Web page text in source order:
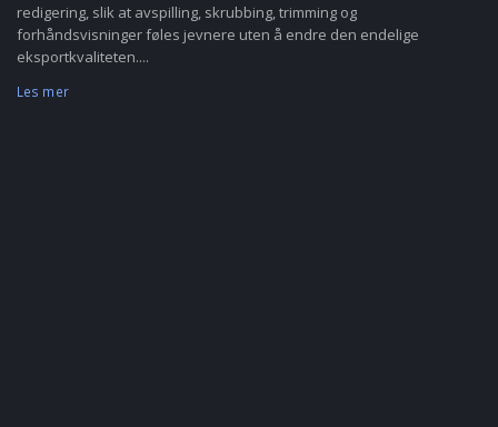
redigering, slik at avspilling, skrubbing, trimming og
forhåndsvisninger føles jevnere uten å endre den endelige
eksportkvaliteten....
Les mer